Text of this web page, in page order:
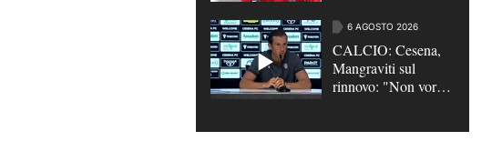
6 AGOSTO 2026
CALCIO: Cesena,
Mangraviti sul
rinnovo: "Non vorrei